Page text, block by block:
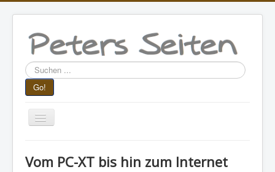
Suchen
...
Go!
Navigation
DL & TuS Wremen
Vom PC-XT bis hin zum Internet
Vom PC-XT bis hin zum Internet